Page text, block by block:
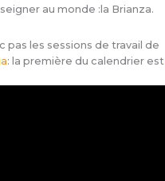
au monde :la Brianza.
pas les sessions de travail de
: la première du calendrier est